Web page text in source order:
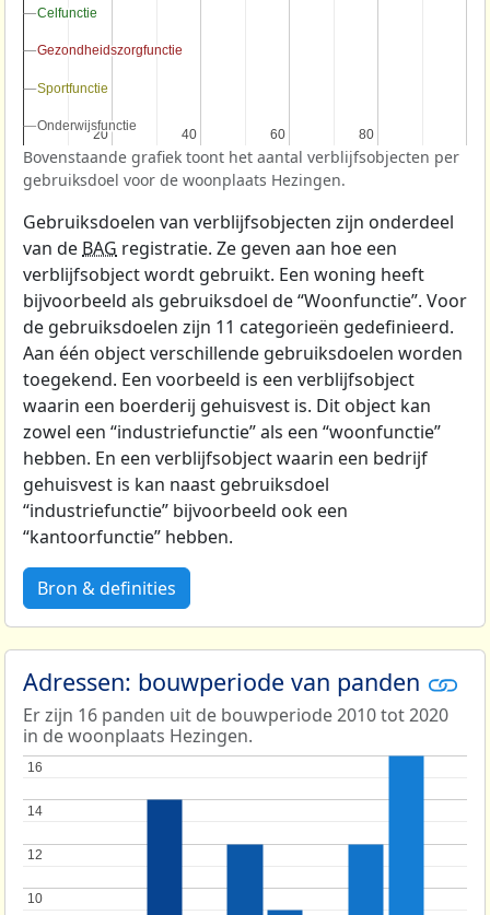
20
20 40
40 60
60 80
80
Celfunctie
Celfunctie
Gezondheidszorgfunctie
Gezondheidszorgfunctie
Sportfunctie
Sportfunctie
Onderwijsfunctie
Onderwijsfunctie
Bovenstaande grafiek toont het aantal verblijfsobjecten per
gebruiksdoel voor de woonplaats Hezingen.
Gebruiksdoelen van verblijfsobjecten zijn onderdeel
van de BAG registratie. Ze geven aan hoe een
verblijfsobject wordt gebruikt. Een woning heeft
bijvoorbeeld als gebruiksdoel de “Woonfunctie”. Voor
de gebruiksdoelen zijn 11 categorieën gedefinieerd.
Aan één object verschillende gebruiksdoelen worden
toegekend. Een voorbeeld is een verblijfsobject
waarin een boerderij gehuisvest is. Dit object kan
zowel een “industriefunctie” als een “woonfunctie”
hebben. En een verblijfsobject waarin een bedrijf
gehuisvest is kan naast gebruiksdoel
“industriefunctie” bijvoorbeeld ook een
“kantoorfunctie” hebben.
Bron & definities
Adressen: bouwperiode van panden
Er zijn 16 panden uit de bouwperiode 2010 tot 2020
in de woonplaats Hezingen.
10
10
12
12
14
14
16
16